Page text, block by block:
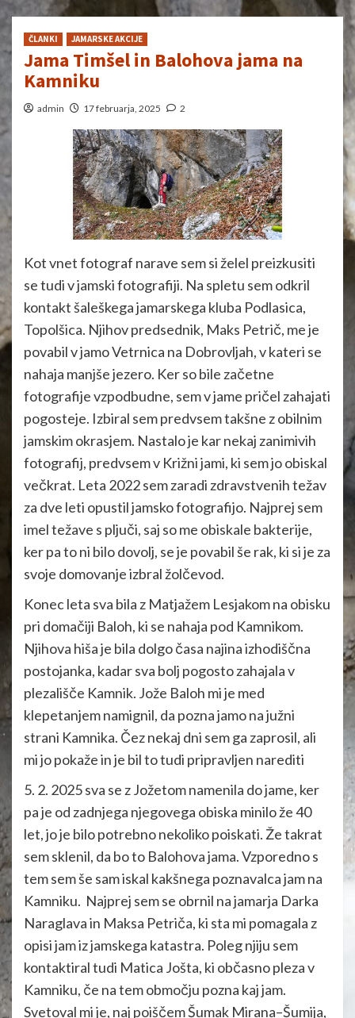
ČLANKI JAMARSKE AKCIJE
Jama Timšel in Balohova jama na
Kamniku
admin 17 februarja, 2025 2
Kot vnet fotograf narave sem si želel preizkusiti
se tudi v jamski fotografiji. Na spletu sem odkril
kontakt šaleškega jamarskega kluba Podlasica,
Topolšica. Njihov predsednik, Maks Petrič, me je
povabil v jamo Vetrnica na Dobrovljah, v kateri se
nahaja manjše jezero. Ker so bile začetne
fotografije vzpodbudne, sem v jame pričel zahajati
pogosteje. Izbiral sem predvsem takšne z obilnim
jamskim okrasjem. Nastalo je kar nekaj zanimivih
fotografij, predvsem v Križni jami, ki sem jo obiskal
večkrat. Leta 2022 sem zaradi zdravstvenih težav
za dve leti opustil jamsko fotografijo. Najprej sem
imel težave s pljuči, saj so me obiskale bakterije,
ker pa to ni bilo dovolj, se je povabil še rak, ki si je za
svoje domovanje izbral žolčevod.
Konec leta sva bila z Matjažem Lesjakom na obisku
pri domačiji Baloh, ki se nahaja pod Kamnikom.
Njihova hiša je bila dolgo časa najina izhodiščna
postojanka, kadar sva bolj pogosto zahajala v
plezališče Kamnik. Jože Baloh mi je med
klepetanjem namignil, da pozna jamo na južni
strani Kamnika. Čez nekaj dni sem ga zaprosil, ali
mi jo pokaže in je bil to tudi pripravljen narediti
5. 2. 2025 sva se z Jožetom namenila do jame, ker
pa je od zadnjega njegovega obiska minilo že 40
let, jo je bilo potrebno nekoliko poiskati. Že takrat
sem sklenil, da bo to Balohova jama. Vzporedno s
tem sem še sam iskal kakšnega poznavalca jam na
Kamniku. Najprej sem se obrnil na jamarja Darka
Naraglava in Maksa Petriča, ki sta mi pomagala z
opisi jam iz jamskega katastra. Poleg njiju sem
kontaktiral tudi Matica Jošta, ki občasno pleza v
Kamniku, če na tem območju pozna kaj jam.
Svetoval mi je, naj poiščem Šumak Mirana–Šumija,